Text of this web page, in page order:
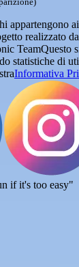
appartengono
realizzato
TeamQuesto
statistiche di
Informativa
if it's too easy"